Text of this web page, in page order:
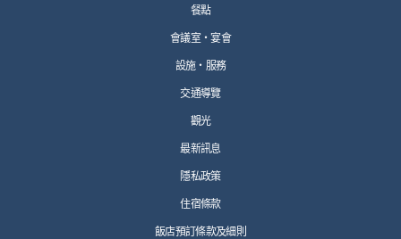
餐點
會議室・宴會
設施・服務
交通導覽
觀光
最新訊息
隱私政策
住宿條款
飯店預訂條款及細則